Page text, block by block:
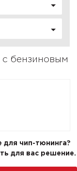
с бензиновым
для чип-тюнинга?
для вас решение.